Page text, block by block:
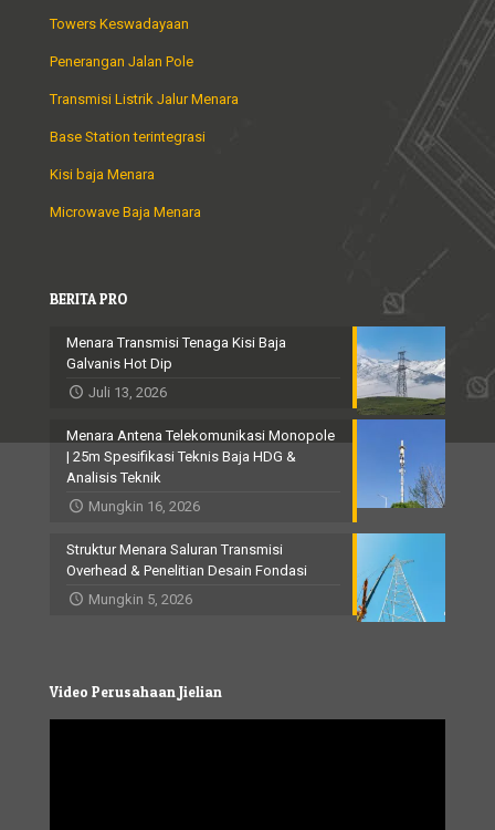
Towers Keswadayaan
Penerangan Jalan Pole
Transmisi Listrik Jalur Menara
Base Station terintegrasi
Kisi baja Menara
Microwave Baja Menara
BERITA PRO
Menara Transmisi Tenaga Kisi Baja
Galvanis Hot Dip
Juli 13, 2026
Menara Antena Telekomunikasi Monopole
| 25m Spesifikasi Teknis Baja HDG &
Analisis Teknik
Mungkin 16, 2026
Struktur Menara Saluran Transmisi
Overhead & Penelitian Desain Fondasi
Mungkin 5, 2026
Video Perusahaan Jielian